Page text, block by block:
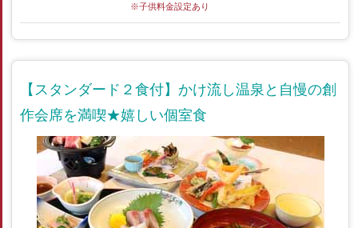
※子供料金設定あり
【スタンダード２食付】かけ流し温泉と自慢の創
作会席を満喫★嬉しい個室食